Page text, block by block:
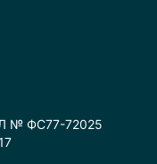
№ ФС77-72025